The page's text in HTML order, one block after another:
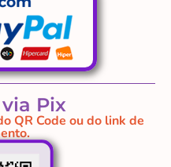
Pix
QR Code ou do link de